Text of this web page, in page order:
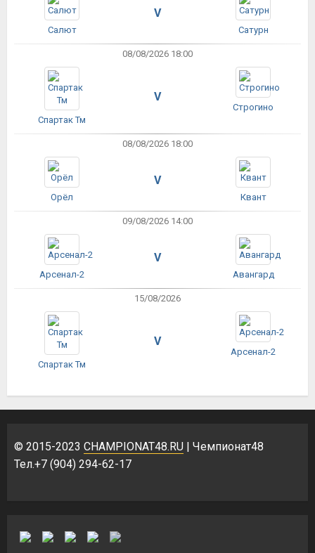
Салют
V
Сатурн
08/08/2026 18:00
Спартак Тм
V
Строгино
08/08/2026 18:00
Орёл
V
Квант
09/08/2026 14:00
Арсенал-2
V
Авангард
15/08/2026
Спартак Тм
V
Арсенал-2
© 2015-2023 CHAMPIONAT48.RU | Чемпионат48
Тел.+7 (904) 294-62-17